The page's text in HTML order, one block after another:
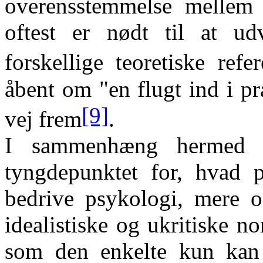
overensstemmelse
oftest er nødt til at
forskellige teoretiske
åbent om "en flugt ind i
vej frem[9].
I sammenhæng
tyngdepunktet for, hvad
bedrive psykologi, mere
idealistiske og ukritiske
som den enkelte kun